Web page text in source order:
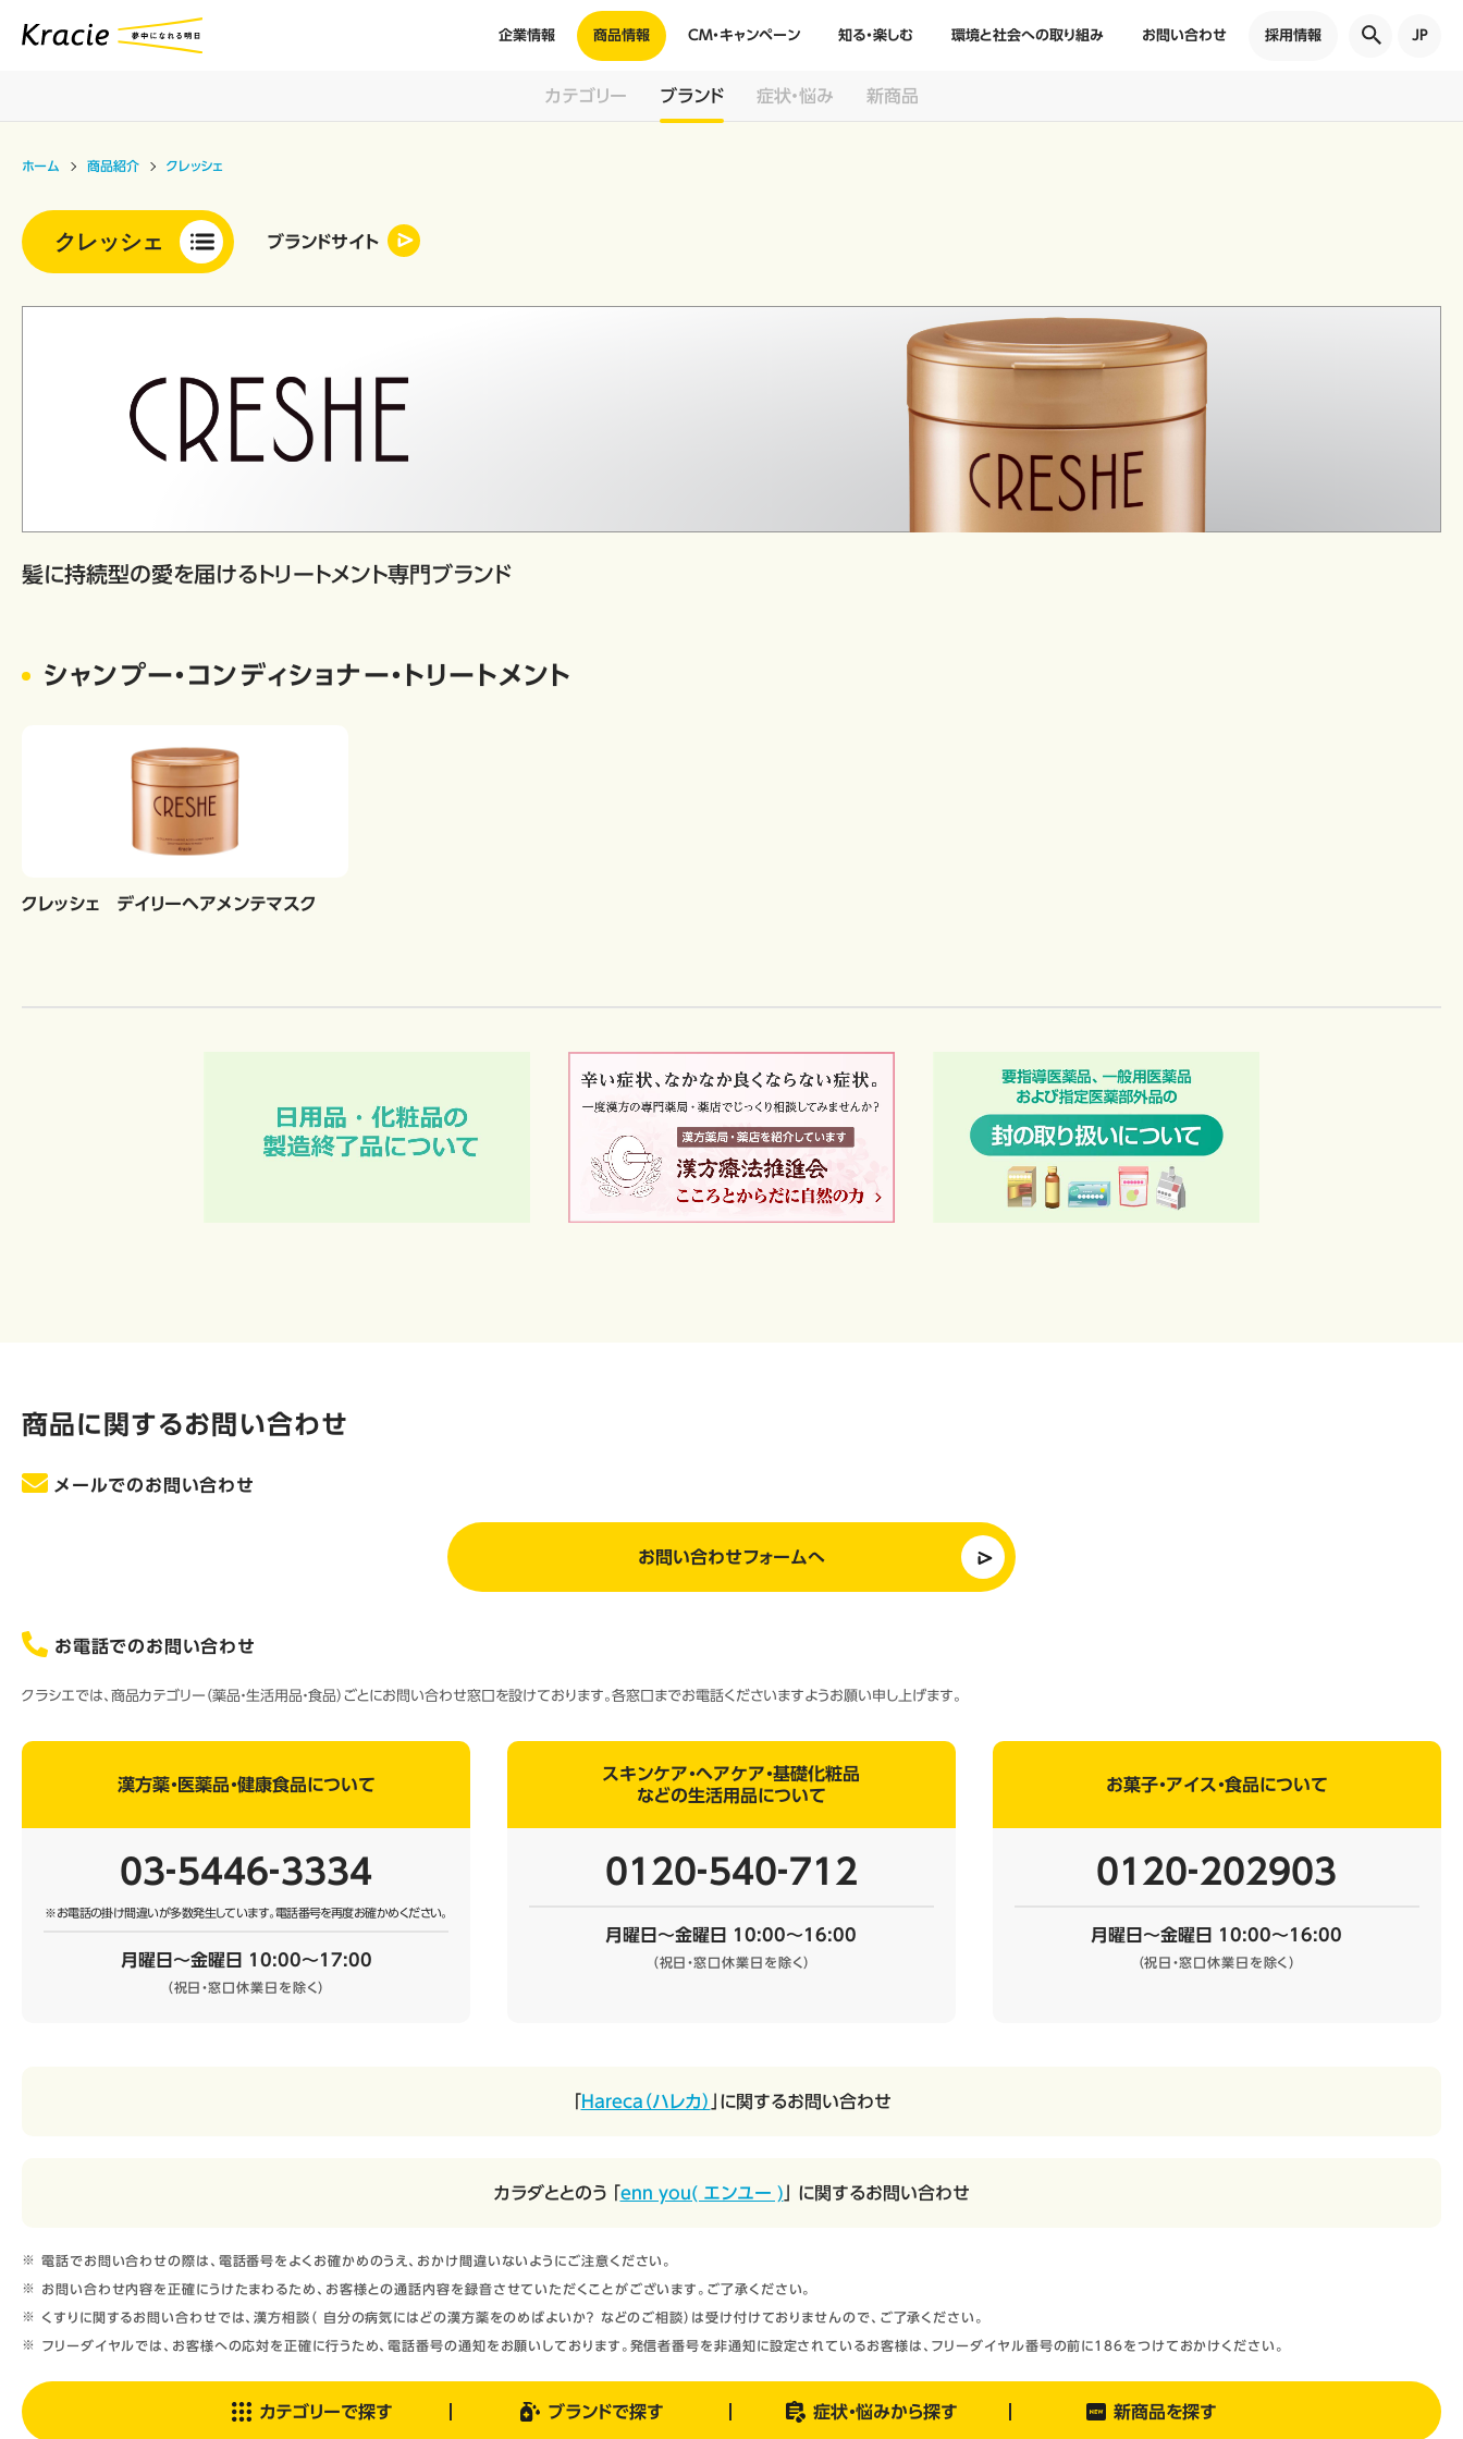
企業情報 商品情報 CM・キャンペーン 知る・楽しむ 環境と社会への取り組み お問い合わせ 採用情報 JP
カテゴリー ブランド 症状・悩み 新商品
ホーム 商品紹介 クレッシェ
クレッシェ ブランドサイト
髪に持続型の愛を届けるトリートメント専門ブランド
シャンプー・コンディショナー・トリートメント
クレッシェ デイリーヘアメンテマスク
商品に関するお問い合わせ
メールでのお問い合わせ
お問い合わせフォームへ
お電話でのお問い合わせ
クラシエでは、商品カテゴリー（薬品・生活用品・食品）ごとにお問い合わせ窓口を設けております。各窓口までお電話くださいますようお願い申し上げます。
漢方薬・医薬品・健康食品について
03‐5446‐3334
※お電話の掛け間違いが多数発生しています。電話番号を再度お確かめください。
月曜日～金曜日 10:00～17:00
（祝日・窓口休業日を除く）
スキンケア・ヘアケア・基礎化粧品
などの生活用品について
0120‐540‐712
月曜日～金曜日 10:00～16:00
（祝日・窓口休業日を除く）
お菓子・アイス・食品について
0120‐202903
月曜日～金曜日 10:00～16:00
（祝日・窓口休業日を除く）
「Hareca（ハレカ） 」に関するお問い合わせ
カラダととのう 「enn you( エンユー ) 」 に関するお問い合わせ
電話でお問い合わせの際は、電話番号をよくお確かめのうえ、おかけ間違いないようにご注意ください。
お問い合わせ内容を正確にうけたまわるため、お客様との通話内容を録音させていただくことがございます。ご了承ください。
くすりに関するお問い合わせでは、漢方相談（ 自分の病気にはどの漢方薬をのめばよいか？ などのご相談）は受け付けておりませんので、ご了承ください。
フリーダイヤルでは、お客様への応対を正確に行うため、電話番号の通知をお願いしております。発信者番号を非通知に設定されているお客様は、フリーダイヤル番号の前に186をつけておかけください。
カテゴリーで探す ブランドで探す 症状・悩みから探す 新商品を探す